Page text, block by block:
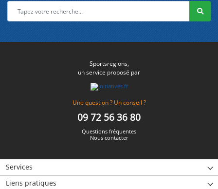
Sportsregions,
un service proposé par
Une question ? Un conseil ?
09 72 56 36 80
Questions fréquentes
Nous contacter
Services
Liens pratiques